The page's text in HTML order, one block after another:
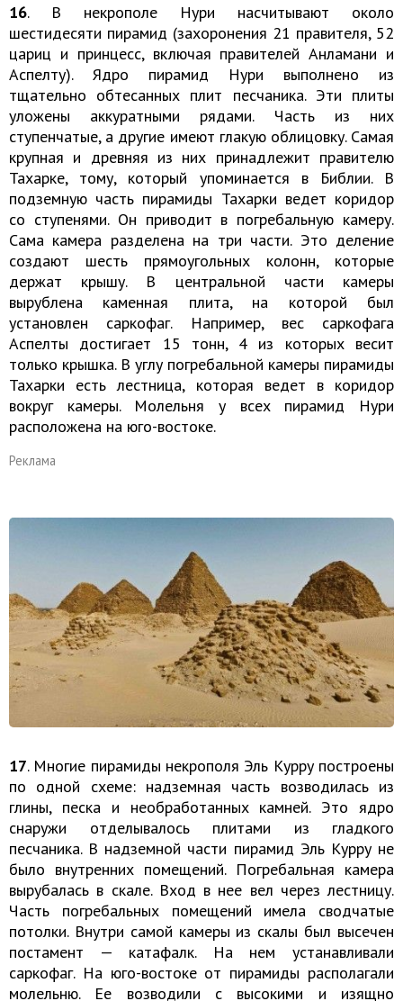
16. В некрополе Нури насчитывают около
шестидесяти пирамид (захоронения 21 правителя, 52
цариц и принцесс, включая правителей Анламани и
Аспелту). Ядро пирамид Нури выполнено из
тщательно обтесанных плит песчаника. Эти плиты
уложены аккуратными рядами. Часть из них
ступенчатые, а другие имеют глакую облицовку. Самая
крупная и древняя из них принадлежит правителю
Тахарке, тому, который упоминается в Библии. В
подземную часть пирамиды Тахарки ведет коридор
со ступенями. Он приводит в погребальную камеру.
Сама камера разделена на три части. Это деление
создают шесть прямоугольных колонн, которые
держат крышу. В центральной части камеры
вырублена каменная плита, на которой был
установлен саркофаг. Например, вес саркофага
Аспелты достигает 15 тонн, 4 из которых весит
только крышка. В углу погребальной камеры пирамиды
Тахарки есть лестница, которая ведет в коридор
вокруг камеры. Молельня у всех пирамид Нури
расположена на юго-востоке.
Реклама
17. Многие пирамиды некрополя Эль Курру построены
по одной схеме: надземная часть возводилась из
глины, песка и необработанных камней. Это ядро
снаружи отделывалось плитами из гладкого
песчаника. В надземной части пирамид Эль Курру не
было внутренних помещений. Погребальная камера
вырубалась в скале. Вход в нее вел через лестницу.
Часть погребальных помещений имела сводчатые
потолки. Внутри самой камеры из скалы был высечен
постамент — катафалк. На нем устанавливали
саркофаг. На юго-востоке от пирамиды располагали
молельню. Ее возводили с высокими и изящно